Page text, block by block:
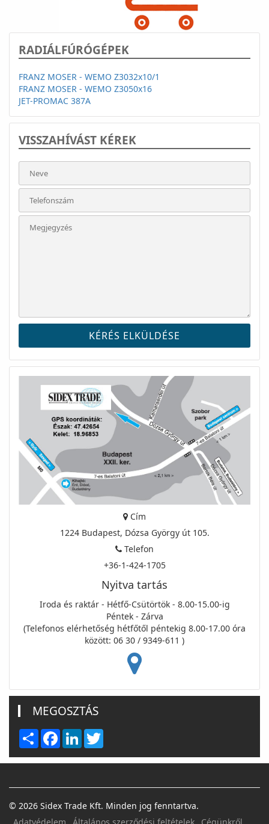
RADIÁLFÚRÓGÉPEK
FRANZ MOSER - WEMO Z3032x10/1
FRANZ MOSER - WEMO Z3050x16
JET-PROMAC 387A
VISSZAHÍVÁST KÉREK
Cím
1224 Budapest, Dózsa György út 105.
Telefon
+36-1-424-1705
Nyitva tartás
Iroda és raktár - Hétfő-Csütörtök - 8.00-15.00-ig
Péntek - Zárva
(Telefonos elérhetőség hétfőtől péntekig 8.00-17.00 óra
között: 06 30 / 9349-611 )
MEGOSZTÁS
Share FacebookLinkedIn
© 2026 Sidex Trade Kft. Minden jog fenntartva.
Adatvédelem
Általános szerződési feltételek Cégünkről